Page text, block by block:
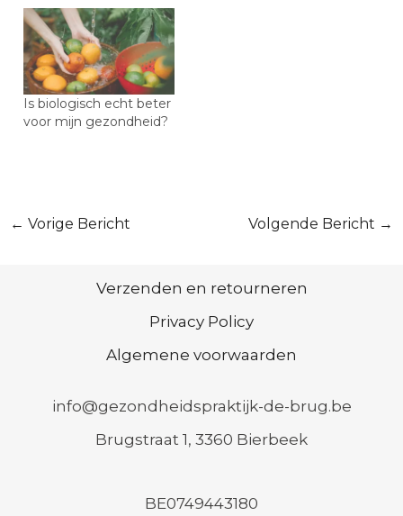
Is biologisch echt beter
voor mijn gezondheid?
Bericht
← Vorige Bericht Volgende Bericht →
Verzenden en retourneren
Privacy Policy
Algemene voorwaarden
info@gezondheidspraktijk-de-brug.be
Brugstraat 1, 3360 Bierbeek
BE0749443180